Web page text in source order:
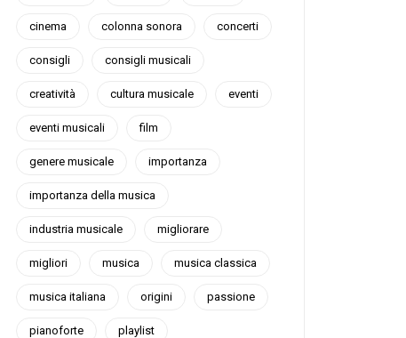
cinema colonna sonora concerti
consigli consigli musicali
creatività cultura musicale eventi
eventi musicali film
genere musicale importanza
importanza della musica
industria musicale migliorare
migliori musica musica classica
musica italiana origini passione
pianoforte playlist